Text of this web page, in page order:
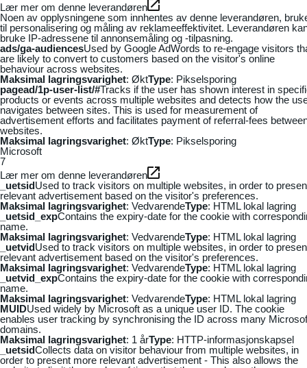
Lær mer om denne leverandøren
Noen av opplysningene som innhentes av denne leverandøren,
til personalisering og måling av reklameeffektivitet. Leverandøren
bruke IP-adressene til annonsemåling og -tilpasning.
ads/ga-audiencesUsed by Google AdWords to re-engage visitors
are likely to convert to customers based on the visitor's online
behaviour across websites.
Maksimal lagringsvarighet: ØktType: Pikselsporing
pagead/1p-user-list/#Tracks if the user has shown interest in
products or events across multiple websites and detects how the
navigates between sites. This is used for measurement of
advertisement efforts and facilitates payment of referral-fees
websites.
Maksimal lagringsvarighet: ØktType: Pikselsporing
Microsoft
7
Lær mer om denne leverandøren
_uetsidUsed to track visitors on multiple websites, in order to
relevant advertisement based on the visitor's preferences.
Maksimal lagringsvarighet: VedvarendeType: HTML lokal lagring
_uetsid_expContains the expiry-date for the cookie with
name.
Maksimal lagringsvarighet: VedvarendeType: HTML lokal lagring
_uetvidUsed to track visitors on multiple websites, in order to
relevant advertisement based on the visitor's preferences.
Maksimal lagringsvarighet: VedvarendeType: HTML lokal lagring
_uetvid_expContains the expiry-date for the cookie with
name.
Maksimal lagringsvarighet: VedvarendeType: HTML lokal lagring
MUIDUsed widely by Microsoft as a unique user ID. The cookie
enables user tracking by synchronising the ID across many
domains.
Maksimal lagringsvarighet: 1 årType: HTTP-informasjonskapsel
_uetsidCollects data on visitor behaviour from multiple websites, in
order to present more relevant advertisement - This also allows the